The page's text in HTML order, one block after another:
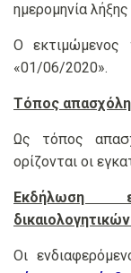
ημερομηνία
Ο εκτιμώμενος
«01/06/2020».
Τόπος
Ως τόπος
ορίζονται οι
Εκδήλωση
Οι